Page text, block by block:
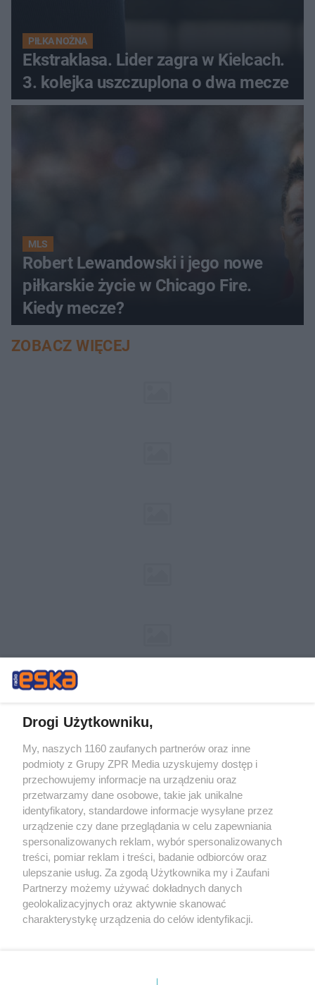
PIŁKA NOŻNA
Ekstraklasa. Lider zagra w Kielcach.
3. kolejka uszczuplona o dwa mecze
MLS
Robert Lewandowski i jego nowe
piłkarskie życie w Chicago Fire.
Kiedy mecze?
ZOBACZ WIĘCEJ
Żaden utwór zamieszczony w serwisie nie może być powielany i
rozpowszechniany lub dalej rozpowszechniany w jakikolwiek sposób (w
tym także elektroniczny lub mechaniczny) na jakimkolwiek polu
eksploatacji w jakiejkolwiek formie, włącznie z umieszczaniem w
Internecie bez pisemnej zgody właściciela praw. Jakiekolwiek użycie lub
wykorzystanie utworów w całości lub w części z naruszeniem prawa,
tzn. bez właściwej zgody, jest zabronione pod groźbą kary i może być
ścigane prawnie.
Drogi Użytkowniku,
My, naszych 1160 zaufanych partnerów oraz inne
podmioty z Grupy ZPR Media uzyskujemy dostęp i
przechowujemy informacje na urządzeniu oraz
przetwarzamy dane osobowe, takie jak unikalne
identyfikatory, standardowe informacje wysyłane przez
urządzenie czy dane przeglądania w celu zapewniania
spersonalizowanych reklam, wybór spersonalizowanych
treści, pomiar reklam i treści, badanie odbiorców oraz
ulepszanie usług. Za zgodą Użytkownika my i Zaufani
Partnerzy możemy używać dokładnych danych
geolokalizacyjnych oraz aktywnie skanować
charakterystykę urządzenia do celów identyfikacji.
zmienić/wycofać klikając przycisk ustawień prywatności